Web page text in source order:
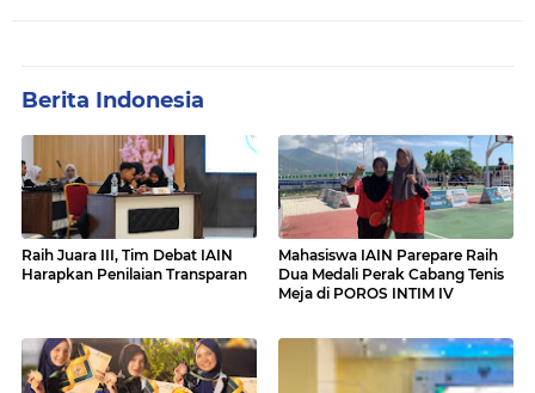
Berita Indonesia
Raih Juara III, Tim Debat IAIN
Harapkan Penilaian Transparan
Mahasiswa IAIN Parepare Raih
Dua Medali Perak Cabang Tenis
Meja di POROS INTIM IV